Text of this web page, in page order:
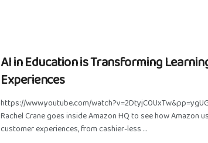
AI in Education is Transforming
Experiences
https://www.youtube.com/
Rachel Crane goes inside Amazon HQ to see how Amazon
customer experiences, from cashier-less ...